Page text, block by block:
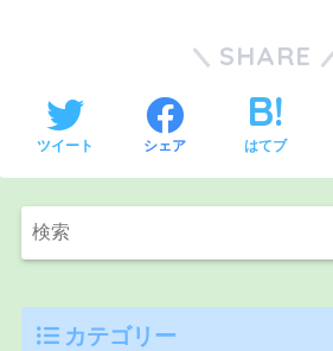
SHARE
ツイート シェア はてブ
カテゴリー